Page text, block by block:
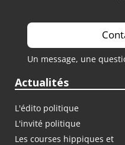
Un message, une
Actualités
L'édito politique
L'invité politique
Les courses hippiques et